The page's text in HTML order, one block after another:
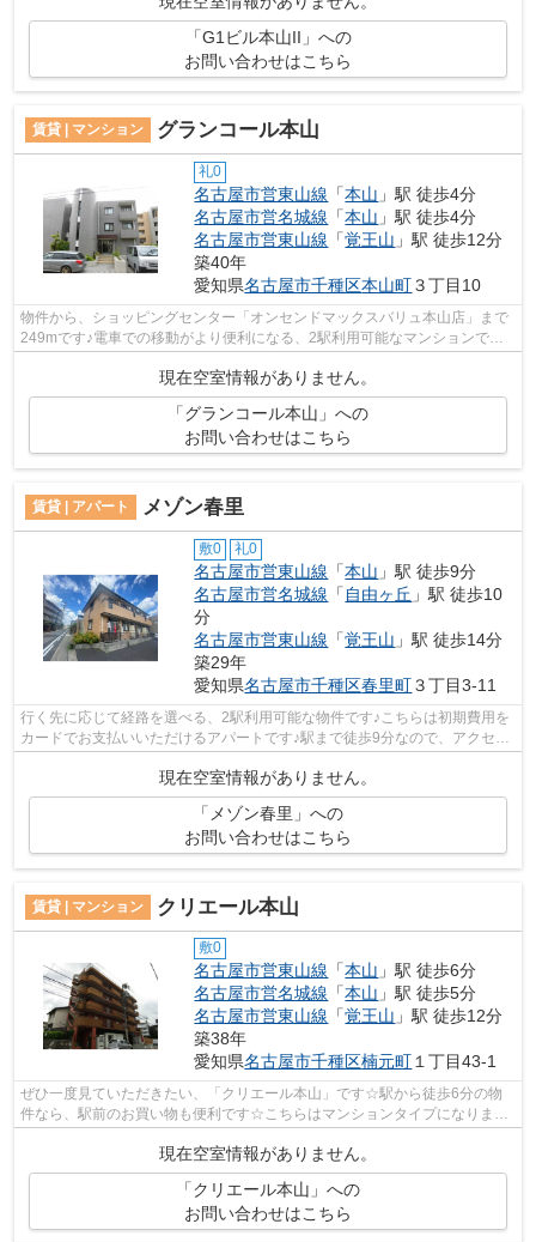
「G1ビル本山II」への
お問い合わせはこちら
賃貸 | マンション グランコール本山
礼0
名古屋市営東山線 「本山 」駅 徒歩4分
名古屋市営名城線 「本山 」駅 徒歩4分
名古屋市営東山線 「覚王山 」駅 徒歩12分
築40年
愛知県名古屋市千種区本山町３丁目10
物件から、ショッピングセンター「オンセンドマックスバリュ本山店」まで
249mです♪電車での移動がより便利になる、2駅利用可能なマンションです♪
現在空室情報がありません。
「グランコール本山」への
お問い合わせはこちら
賃貸 | アパート メゾン春里
敷0 礼0
名古屋市営東山線 「本山 」駅 徒歩9分
名古屋市営名城線 「 自由ヶ丘 」駅 徒歩10
分
名古屋市営東山線 「覚王山 」駅 徒歩14分
築29年
愛知県名古屋市千種区春里町３丁目3-11
行く先に応じて経路を選べる、2駅利用可能な物件です♪こちらは初期費用を
カードでお支払いいただけるアパートです♪駅まで徒歩9分なので、アクセス
の良い物件です♪こちらのアパートには...
現在空室情報がありません。
「メゾン春里」への
お問い合わせはこちら
賃貸 | マンション クリエール本山
敷0
名古屋市営東山線 「本山 」駅 徒歩6分
名古屋市営名城線 「本山 」駅 徒歩5分
名古屋市営東山線 「覚王山 」駅 徒歩12分
築38年
愛知県名古屋市千種区楠元町１丁目43-1
ぜひ一度見ていただきたい、「クリエール本山」です☆駅から徒歩6分の物
件なら、駅前のお買い物も便利です☆こちらはマンションタイプになります
現在空室情報がありません。
「クリエール本山」への
お問い合わせはこちら